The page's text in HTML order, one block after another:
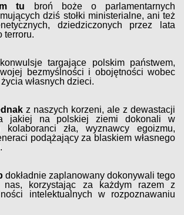
tu broń boże o parlamentarnych
dziś stołki ministerialne, ani też
dziedziczonych przez lata
terroru.
targające polskim państwem,
bezmyślności i obojętności wobec
własnych dzieci.
z naszych korzeni, ale z dewastacji
jakiej na polskiej ziemi dokonali w
kolaboranci zła, wyznawcy egoizmu,
podążający za blaskiem własnego
dokładnie zaplanowany dokonywali tego
nas, korzystając za każdym razem z
intelektualnych w rozpoznawaniu